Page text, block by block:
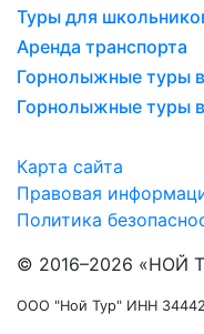
Туры для
Аренда транспорта
Горнолыжные туры
Горнолыжные туры
Карта сайта
Правовая
Политика
© 2016–2026 «НОЙ
ООО "Ной Тур" ИНН